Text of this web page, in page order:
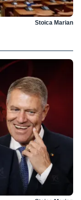
Stoica Marian